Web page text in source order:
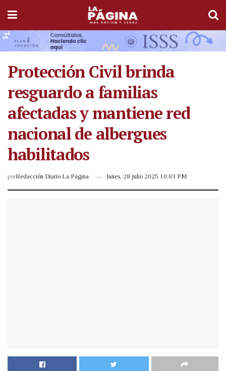
Protección Civil brinda
resguardo a familias
afectadas y mantiene red
nacional de albergues
habilitados
porRedacción Diario La Página lunes, 28 julio 2025 10:03 PM